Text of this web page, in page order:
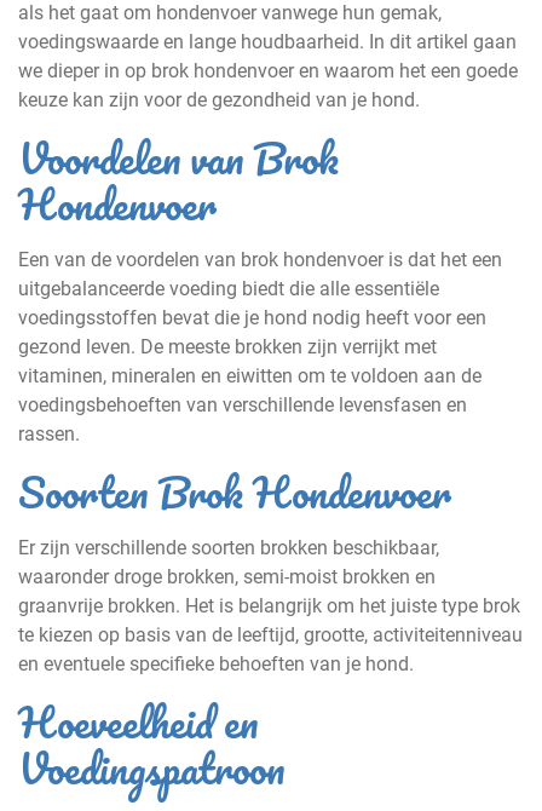
als het gaat om hondenvoer vanwege hun gemak,
voedingswaarde en lange houdbaarheid. In dit artikel gaan
we dieper in op brok hondenvoer en waarom het een goede
keuze kan zijn voor de gezondheid van je hond.
Voordelen van Brok
Hondenvoer
Een van de voordelen van brok hondenvoer is dat het een
uitgebalanceerde voeding biedt die alle essentiële
voedingsstoffen bevat die je hond nodig heeft voor een
gezond leven. De meeste brokken zijn verrijkt met
vitaminen, mineralen en eiwitten om te voldoen aan de
voedingsbehoeften van verschillende levensfasen en
rassen.
Soorten Brok Hondenvoer
Er zijn verschillende soorten brokken beschikbaar,
waaronder droge brokken, semi-moist brokken en
graanvrije brokken. Het is belangrijk om het juiste type brok
te kiezen op basis van de leeftijd, grootte, activiteitenniveau
en eventuele specifieke behoeften van je hond.
Hoeveelheid en
Voedingspatroon